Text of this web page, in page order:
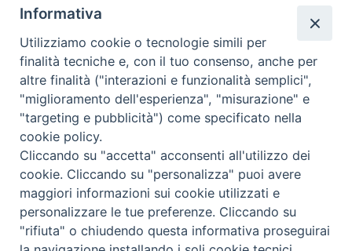
Redazione
Scrivici
Copyright © 2019 - Tutti i diritti riservati - Vita
Trentina Editrice
Privacy Policy
Torna
Informativa
Utilizziamo cookie o tecnologie simili per
finalità tecniche e, con il tuo consenso, anche per
altre finalità ("interazioni e funzionalità semplici",
"miglioramento dell'esperienza", "misurazione" e
"targeting e pubblicità") come specificato nella
cookie policy.
Cliccando su "accetta" acconsenti all'utilizzo dei
cookie. Cliccando su "personalizza" puoi avere
maggiori informazioni sui cookie utilizzati e
personalizzare le tue preferenze. Cliccando su
"rifiuta" o chiudendo questa informativa proseguirai